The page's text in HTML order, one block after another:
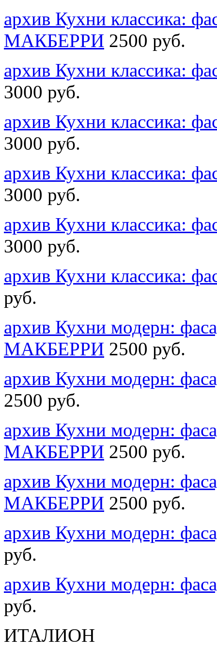
архив Кухни классика:
MАКБЕРРИ 2500 руб.
архив Кухни классика:
3000 руб.
архив Кухни классика:
3000 руб.
архив Кухни классика:
3000 руб.
архив Кухни классика:
3000 руб.
архив Кухни классика:
руб.
архив Кухни модерн:
MАКБЕРРИ 2500 руб.
архив Кухни модерн:
2500 руб.
архив Кухни модерн:
MАКБЕРРИ 2500 руб.
архив Кухни модерн:
MАКБЕРРИ 2500 руб.
архив Кухни модерн:
руб.
архив Кухни модерн:
руб.
ИТАЛИОН